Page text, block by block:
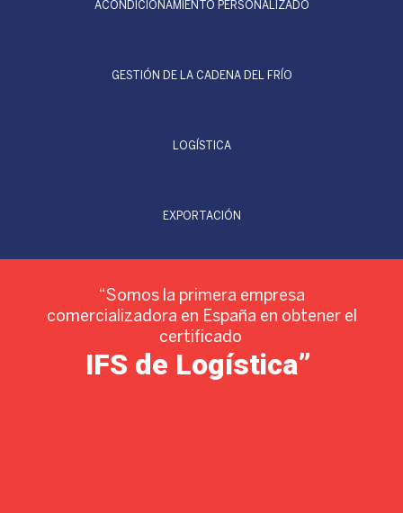
ACONDICIONAMIENTO PERSONALIZADO
GESTIÓN DE LA CADENA DEL FRÍO
LOGÍSTICA
EXPORTACIÓN
“Somos la primera empresa
comercializadora en España en obtener el
certificado
IFS de Logística”